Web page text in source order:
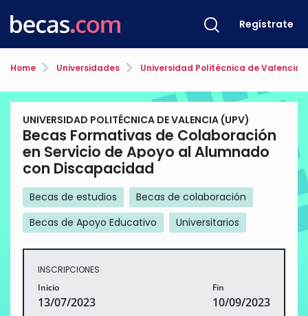
Regístrate
Home Universidades Universidad Politécnica de Valencia
UNIVERSIDAD POLITÉCNICA DE VALENCIA (UPV)
Becas Formativas de Colaboración
en Servicio de Apoyo al Alumnado
con Discapacidad
Becas de estudios
Becas de colaboración
Becas de Apoyo Educativo
Universitarios
INSCRIPCIONES
Inicio
13/07/2023
Fin
10/09/2023